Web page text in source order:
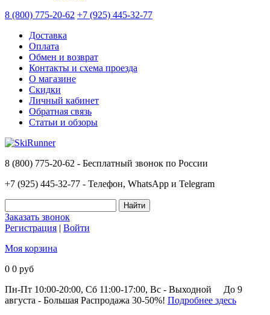
8 (800) 775-20-62 +7 (925) 445-32-77
Доставка
Оплата
Обмен и возврат
Контакты и схема проезда
О магазине
Скидки
Личный кабинет
Обратная связь
Статьи и обзоры
8 (800) 775-20-62 - Бесплатный звонок по России
+7 (925) 445-32-77 - Телефон, WhatsApp и Telegram
Заказать звонок
Регистрация | Войти
Моя корзина
0 0 руб
Пн-Пт 10:00-20:00, Сб 11:00-17:00, Вс - Выходной
До 9
августа - Большая Распродажа 30-50%! Подробнее здесь